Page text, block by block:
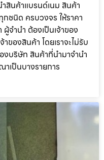
สินค้าแบรนด์เนม สินค้า
ชนิด ครบวงจร ให้ราคา
ผู้จำนำ ต้องเป็นเจ้าของ
ของสินค้า โดยเราจะไม่รับ
องบริษัท สินค้าที่นำมาจำนำ
าเป็นบางรายการ